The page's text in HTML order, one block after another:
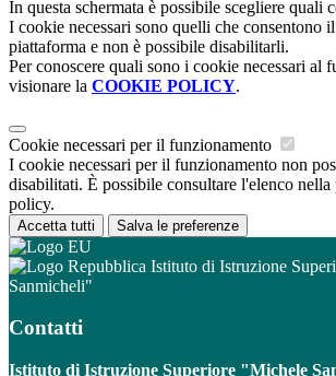
In questa schermata è possibile scegliere quali
I cookie necessari sono quelli che consentono
piattaforma e non è possibile disabilitarli.
Per conoscere quali sono i cookie necessari al
visionare la COOKIE POLICY.
Cookie necessari per il funzionamento
I cookie necessari per il funzionamento non
disabilitati. È possibile consultare l'elenco
policy.
Accetta tutti Salva le preferenze
Istituto di Istruzione
Sanmicheli"
Contatti
Istituto di Istruzione Superiore "Michele